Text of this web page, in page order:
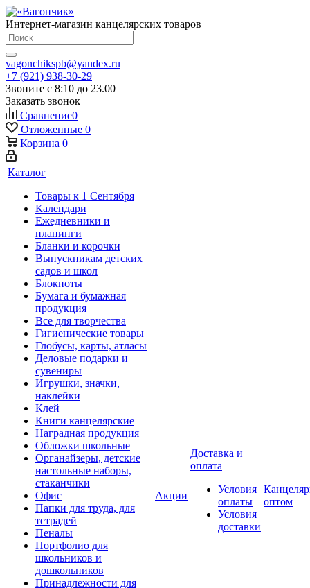
Интернет-магазин канцелярских товаров
vagonchikspb@yandex.ru
+7 (921) 938-30-29
Звоните с 8:10 до 23.00
Заказать звонок
Сравнение0
Отложенные 0
Корзина 0
Каталог
Товары к 1 Сентября
Календари
Ежедневники и
планинги
Бланки и корочки
Выпускникам детских
садов и школ
Блокноты
Бумага и бумажная
продукция
Все для творчества
Гигиенические товары
Глобусы, карты, атласы
Деловые подарки и
сувениры
Игрушки, значки,
наклейки
Клей
Книги канцелярские
Наградная продукция
Обложки школьные
Органайзеры, детские
настольные наборы,
стаканчики
Офис
Папки для труда, для
тетрадей
Пеналы
Портфолио для
школьников и
дошкольников
Принадлежности для
Акции
Доставка и
оплата
Условия
оплаты
Условия
доставки
оптом